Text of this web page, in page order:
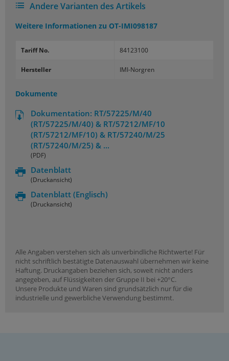
Andere Varianten des Artikels
Weitere Informationen zu OT-IMI098187
Tariff No. 84123100
Hersteller IMI-Norgren
Dokumente
Dokumentation: RT/57225/M/40
(RT/57225/M/40) & RT/57212/MF/10
(RT/57212/MF/10) & RT/57240/M/25
(RT/57240/M/25) & ...
(PDF)
Datenblatt
(Druckansicht)
Datenblatt (Englisch)
(Druckansicht)
Alle Angaben verstehen sich als unverbindliche Richtwerte! Für
nicht schriftlich bestätigte Datenauswahl übernehmen wir keine
Haftung. Druckangaben beziehen sich, soweit nicht anders
angegeben, auf Flüssigkeiten der Gruppe II bei +20°C.
Unsere Produkte und Waren sind grundsätzlich nur für die
industrielle und gewerbliche Verwendung bestimmt.